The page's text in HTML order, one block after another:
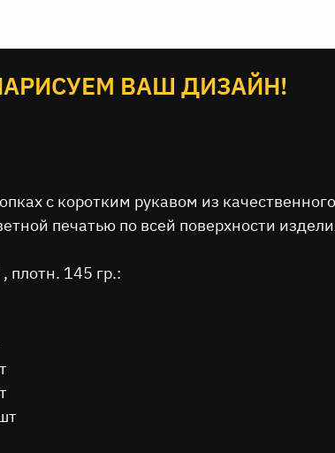
ВАШ ДИЗАЙН!
с коротким рукавом из
печатью по всей поверхности
, плотн. 145 гр.: